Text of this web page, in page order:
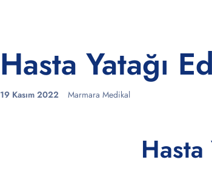
Hasta Yatağı
19 Kasım 2022 Marmara Medikal
Hasta